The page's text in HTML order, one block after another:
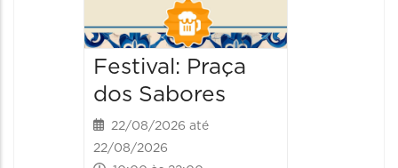
Festival: Praça
dos Sabores
22/08/2026 até
22/08/2026